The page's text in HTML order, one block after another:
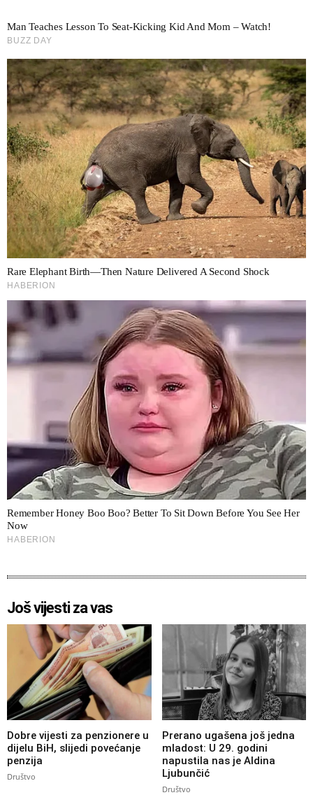
Još vijesti za vas
Dobre vijesti za penzionere u
dijelu BiH, slijedi povećanje
penzija
Društvo
Prerano ugašena još jedna
mladost: U 29. godini
napustila nas je Aldina
Ljubunčić
Društvo